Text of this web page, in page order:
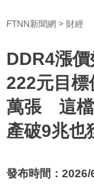
FTNN新聞網 財經
DDR4漲
222元目標
萬張 這檔
產破9兆也
發布時間：2026/